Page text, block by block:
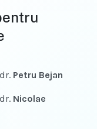
Petru Bejan
Nicolae